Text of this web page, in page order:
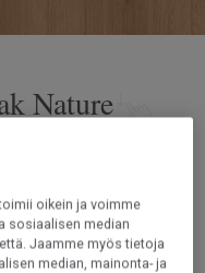
Nature
puukuoseja rauhallisilla
on selkeä ja uniikki
on optimoitu
puulattian tunnelman.
oikein ja voimme
sosiaalisen median
Jaamme myös tietoja
median, mainonta- ja